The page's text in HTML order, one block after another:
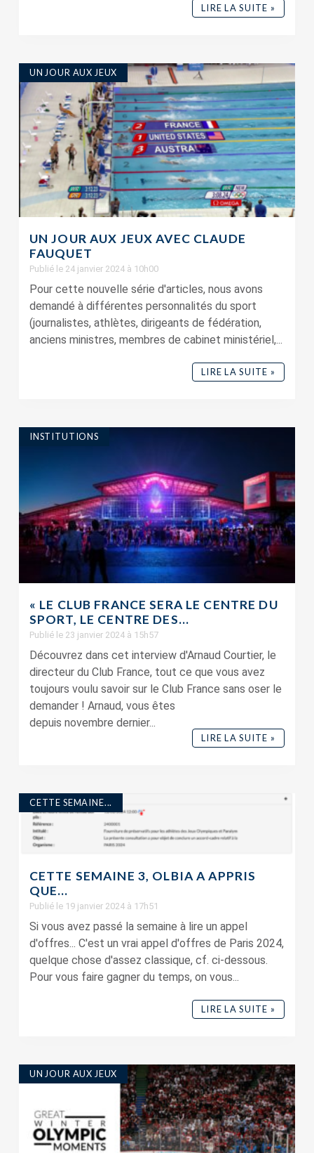
LIRE LA SUITE »
UN JOUR AUX JEUX
UN JOUR AUX JEUX AVEC CLAUDE
FAUQUET
Publié le 24 janvier 2024 à 10h00
Pour cette nouvelle série d'articles, nous avons
demandé à différentes personnalités du sport
(journalistes, athlètes, dirigeants de fédération,
anciens ministres, membres de cabinet ministériel,...
LIRE LA SUITE »
INSTITUTIONS
« LE CLUB FRANCE SERA LE CENTRE DU
SPORT, LE CENTRE DES...
Publié le 23 janvier 2024 à 15h57
Découvrez dans cet interview d'Arnaud Courtier, le
directeur du Club France, tout ce que vous avez
toujours voulu savoir sur le Club France sans oser le
demander ! Arnaud, vous êtes
depuis novembre dernier...
LIRE LA SUITE »
CETTE SEMAINE...
CETTE SEMAINE 3, OLBIA A APPRIS
QUE…
Publié le 19 janvier 2024 à 17h51
Si vous avez passé la semaine à lire un appel
d'offres... C'est un vrai appel d'offres de Paris 2024,
quelque chose d'assez classique, cf. ci-dessous.
Pour vous faire gagner du temps, on vous...
LIRE LA SUITE »
UN JOUR AUX JEUX